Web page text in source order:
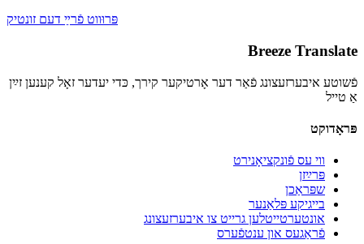
פּרוּווט פֿרײַ דעם זונטיק
Breeze Translate
פֿשוטע איבערזעצונג פֿאַר דער אָרטיקער קירך, כּדי יעדער זאָל קענען זײַן
אַ טייל
פּראָדוקט
ווי עס פֿונקציאָנירט
פּרײַזן
שפּראַכן
בייגיקע פּלאַנער
אונטערטייטלען גרייט צו איבערזעצונג
פֿראַגעס און ענטפֿערס